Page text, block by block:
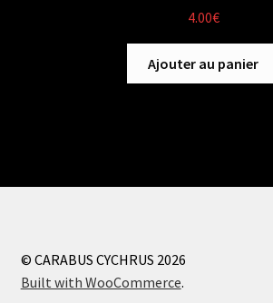
4.00€
Ajouter au panier
© CARABUS CYCHRUS 2026
Built with WooCommerce.